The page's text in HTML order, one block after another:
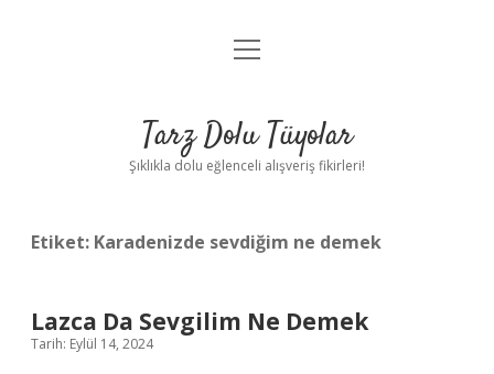
Anasayfa
Yasal Uyarı
menüyü
Tarz Dolu Tüyolar
Şıklıkla dolu eğlenceli alışveriş fikirleri!
Etiket: Karadenizde sevdiğim ne demek
Lazca Da Sevgilim Ne Demek
Tarih: Eylül 14, 2024